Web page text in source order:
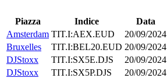
Piazza Indice Data
Amsterdam TIT.I:AEX.EUD 20/09/2024
Bruxelles
TIT.I:BEL20.EUD 20/09/2024
DJStoxx
TIT.I:SX5E.DJS 20/09/2024
DJStoxx
TIT.I:SX5P.DJS 20/09/2024